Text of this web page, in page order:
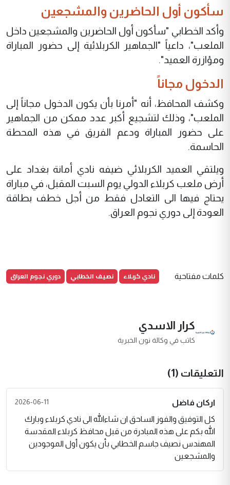
سأكون أول الحاضرين والمشجعين
وأكد الخطابي "سأكون أول الحاضرين والمشجعين داخل
الملعب"، داعياً "الجماهير الكربلائية إلى حضور المباراة
ومؤازرة العميد".
الدخول مجاناً
وكشف المحافظ، أنه "أمرنا بأن يكون الدخول مجاناً إلى
الملعب"، وذلك لتشجيع أكبر عدد ممكن من الجماهير
على حضور المباراة ودعم الفريق في هذه المحطة
الحاسمة.
ويلتقي العميد الكربلائي ضيفه نادي أمانة بغداد على
أرض ملعب كربلاء الدولي يوم السبت المقبل، في مباراة
يحتاج فيها الى التعادل فقط من أجل خطف بطاقة
العودة إلى دوري نجوم العراق.
كلمات مفتاحية نادي كربلاء نصيف الخطابي دوري نجوم العراق
كرار الاسدي
كاتب في وكالة نون الخبرية
التعليقات (1)
اركان فاضل 2026-06-11
كل التوفيق والفوز الساحق ان شاءالله الى نادي كربلاء وبارك
الله بكم على هذه المبادرة من قبل محافظ كربلاء المقدسة
المهندس نصيف جاسم الخطابي بأن يكون أول الموجودين
والمشجعين